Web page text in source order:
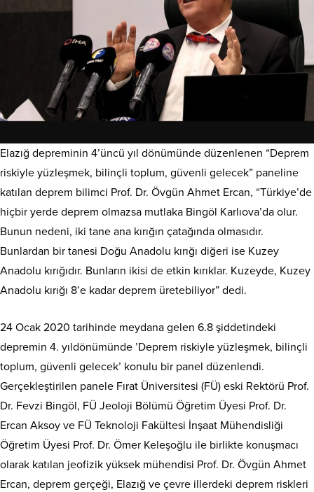
Elazığ depreminin 4’üncü yıl dönümünde düzenlenen “Deprem
riskiyle yüzleşmek, bilinçli toplum, güvenli gelecek” paneline
katılan deprem bilimci Prof. Dr. Övgün Ahmet Ercan, “Türkiye’de
hiçbir yerde deprem olmazsa mutlaka Bingöl Karlıova’da olur.
Bunun nedeni, iki tane ana kırığın çatağında olmasıdır.
Bunlardan bir tanesi Doğu Anadolu kırığı diğeri ise Kuzey
Anadolu kırığıdır. Bunların ikisi de etkin kırıklar. Kuzeyde, Kuzey
Anadolu kırığı 8’e kadar deprem üretebiliyor” dedi.
24 Ocak 2020 tarihinde meydana gelen 6.8 şiddetindeki
depremin 4. yıldönümünde ’Deprem riskiyle yüzleşmek, bilinçli
toplum, güvenli gelecek’ konulu bir panel düzenlendi.
Gerçekleştirilen panele Fırat Üniversitesi (FÜ) eski Rektörü Prof.
Dr. Fevzi Bingöl, FÜ Jeoloji Bölümü Öğretim Üyesi Prof. Dr.
Ercan Aksoy ve FÜ Teknoloji Fakültesi İnşaat Mühendisliği
Öğretim Üyesi Prof. Dr. Ömer Keleşoğlu ile birlikte konuşmacı
olarak katılan jeofizik yüksek mühendisi Prof. Dr. Övgün Ahmet
Ercan, deprem gerçeği, Elazığ ve çevre illerdeki deprem riskleri